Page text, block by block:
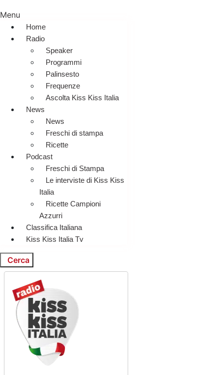
Menu
Home
Radio
Speaker
Programmi
Palinsesto
Frequenze
Ascolta Kiss Kiss Italia
News
News
Freschi di stampa
Ricette
Podcast
Freschi di Stampa
Le interviste di Kiss Kiss
Italia
Ricette Campioni
Azzurri
Classifica Italiana
Kiss Kiss Italia Tv
Cerca